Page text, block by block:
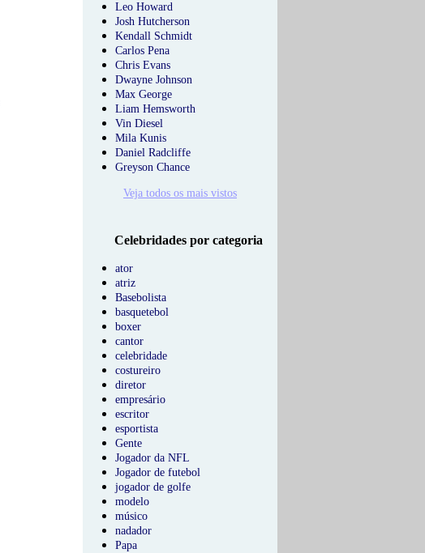
Leo Howard
Josh Hutcherson
Kendall Schmidt
Carlos Pena
Chris Evans
Dwayne Johnson
Max George
Liam Hemsworth
Vin Diesel
Mila Kunis
Daniel Radcliffe
Greyson Chance
Veja todos os mais vistos
Celebridades por categoria
ator
atriz
Basebolista
basquetebol
boxer
cantor
celebridade
costureiro
diretor
empresário
escritor
esportista
Gente
Jogador da NFL
Jogador de futebol
jogador de golfe
modelo
músico
nadador
Papa